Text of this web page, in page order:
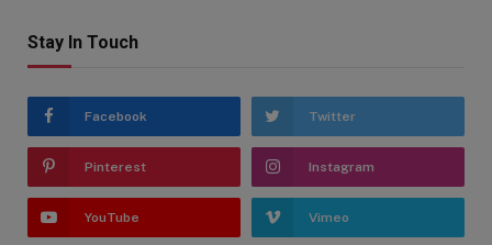
Stay In Touch
Facebook Twitter
Pinterest Instagram
YouTube Vimeo